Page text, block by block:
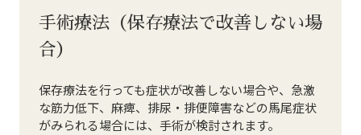
手術療法（保存療法で改善しない場
合）
保存療法を行っても症状が改善しない場合や、急激
な筋力低下、麻痺、排尿・排便障害などの馬尾症状
がみられる場合には、手術が検討されます。